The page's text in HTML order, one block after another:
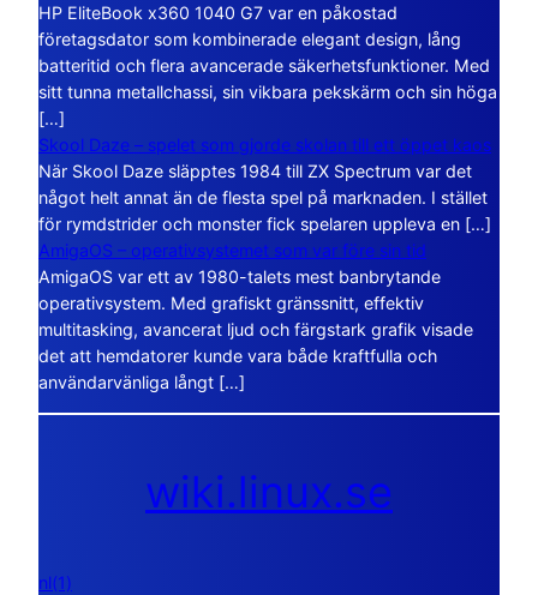
HP EliteBook x360 1040 G7 var en påkostad
företagsdator som kombinerade elegant design, lång
batteritid och flera avancerade säkerhetsfunktioner. Med
sitt tunna metallchassi, sin vikbara pekskärm och sin höga
[…]
Skool Daze – spelet som gjorde skolan till ett öppet kaos
När Skool Daze släpptes 1984 till ZX Spectrum var det
något helt annat än de flesta spel på marknaden. I stället
för rymdstrider och monster fick spelaren uppleva en […]
AmigaOS – operativsystemet som var före sin tid
AmigaOS var ett av 1980-talets mest banbrytande
operativsystem. Med grafiskt gränssnitt, effektiv
multitasking, avancerat ljud och färgstark grafik visade
det att hemdatorer kunde vara både kraftfulla och
användarvänliga långt […]
wiki.linux.se
nl(1)